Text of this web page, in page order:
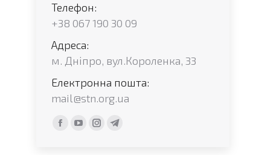
Телефон:
+38 067 190 30 09
Адреса:
м. Дніпро, вул.Короленка, 33
Електронна пошта:
mail@stn.org.ua
Find us on:
Facebook
YouTube
Instagram
Telegram